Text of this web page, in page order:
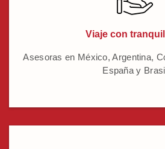
Viaje con
Asesoras en México, Argentina,
España y